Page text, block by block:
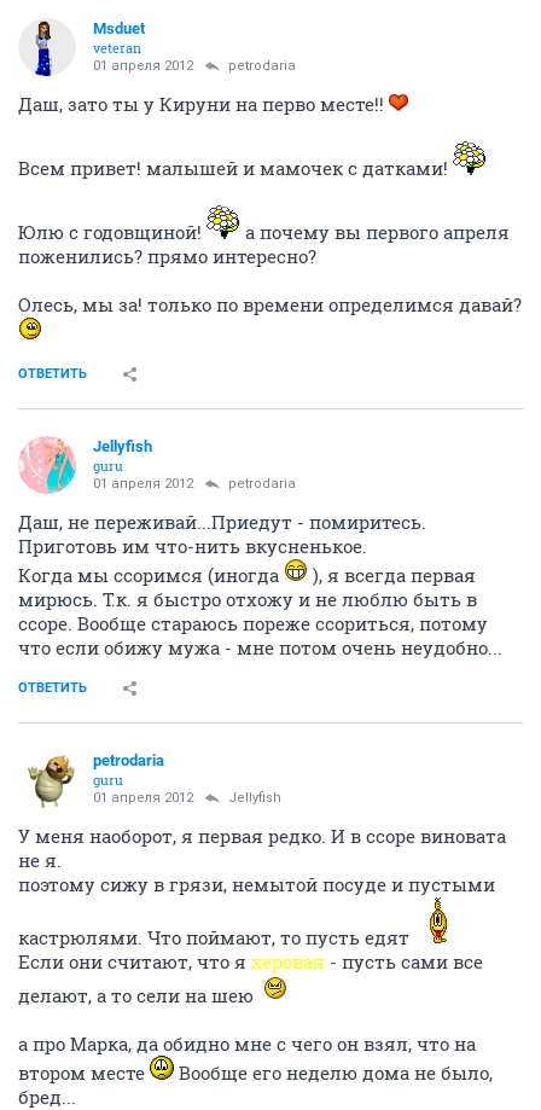
Msduet
veteran
01 апреля 2012 petrodaria
Даш, зато ты у Кируни на перво месте!!
Всем привет! малышей и мамочек с датками!
Юлю с годовщиной!
а почему вы первого апреля
поженились? прямо интересно?
Олесь, мы за! только по времени определимся давай?
ОТВЕТИТЬ
Jellyfish
guru
01 апреля 2012 petrodaria
Даш, не переживай...Приедут - помиритесь.
Приготовь им что-нить вкусненькое.
Когда мы ссоримся (иногда
), я всегда первая
мирюсь. Т.к. я быстро отхожу и не люблю быть в
ссоре. Вообще стараюсь пореже ссориться, потому
что если обижу мужа - мне потом очень неудобно...
ОТВЕТИТЬ
petrodaria
guru
01 апреля 2012 Jellyfish
У меня наоборот, я первая редко. И в ссоре виновата
не я.
поэтому сижу в грязи, немытой посуде и пустыми
кастрюлями. Что поймают, то пусть едят
Если они считают, что я херовая - пусть сами все
делают, а то сели на шею
а про Марка, да обидно мне с чего он взял, что на
втором месте
Вообще его неделю дома не было,
бред...